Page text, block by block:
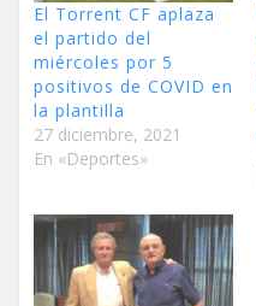
El Torrent CF aplaza
el partido del
miércoles por 5
positivos de COVID en
la plantilla
27 diciembre, 2021
En «Deportes»